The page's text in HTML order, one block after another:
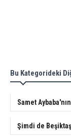
Bu Kategorideki
Samet
Şimdi de